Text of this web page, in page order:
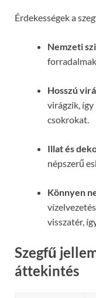
Érdekességek a
Nemzeti
Hosszú
virágzik,
csokrokat.
Illat és
népszerű
Könnyen
visszatér,
Szegfű
áttekintés